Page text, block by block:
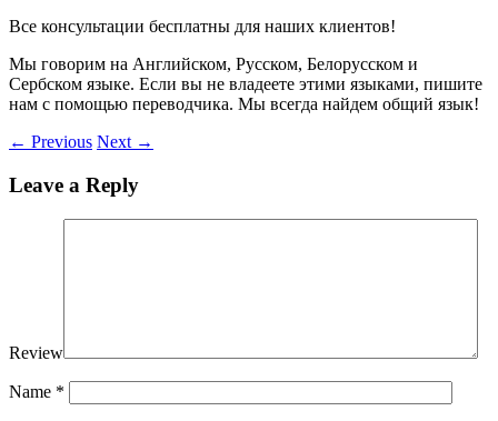
Все консультации бесплатны для наших клиентов!
Мы говорим на Английском, Русском, Белорусском и
Сербском языке. Если вы не владеете этими языками, пишите
нам с помощью переводчика. Мы всегда найдем общий язык!
← Previous Next →
Leave a Reply
Review
Name *